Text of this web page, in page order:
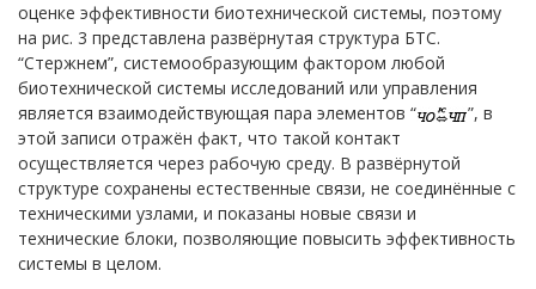
оценке эффективности биотехнической системы, поэтому
на рис. 3 представлена развёрнутая структура БТС.
“Стержнем”, системообразующим фактором любой
биотехнической системы исследований или управления
является взаимодействующая пара элементов “
”, в
этой записи отражён факт, что такой контакт
осуществляется через рабочую среду. В развёрнутой
структуре сохранены естественные связи, не соединённые с
техническими узлами, и показаны новые связи и
технические блоки, позволяющие повысить эффективность
системы в целом.